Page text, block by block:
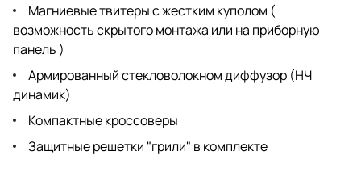
Магниевые твитеры с жестким куполом (
возможность скрытого монтажа или на приборную
панель )
Армированный стекловолокном диффузор (НЧ
динамик)
Компактные кроссоверы
Защитные решетки "грили" в комплекте